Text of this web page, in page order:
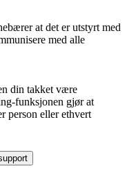
at det er utstyrt med
med alle
din takket være
funksjonen gjør at
person eller ethvert